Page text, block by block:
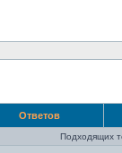
Ответов
Подходящих